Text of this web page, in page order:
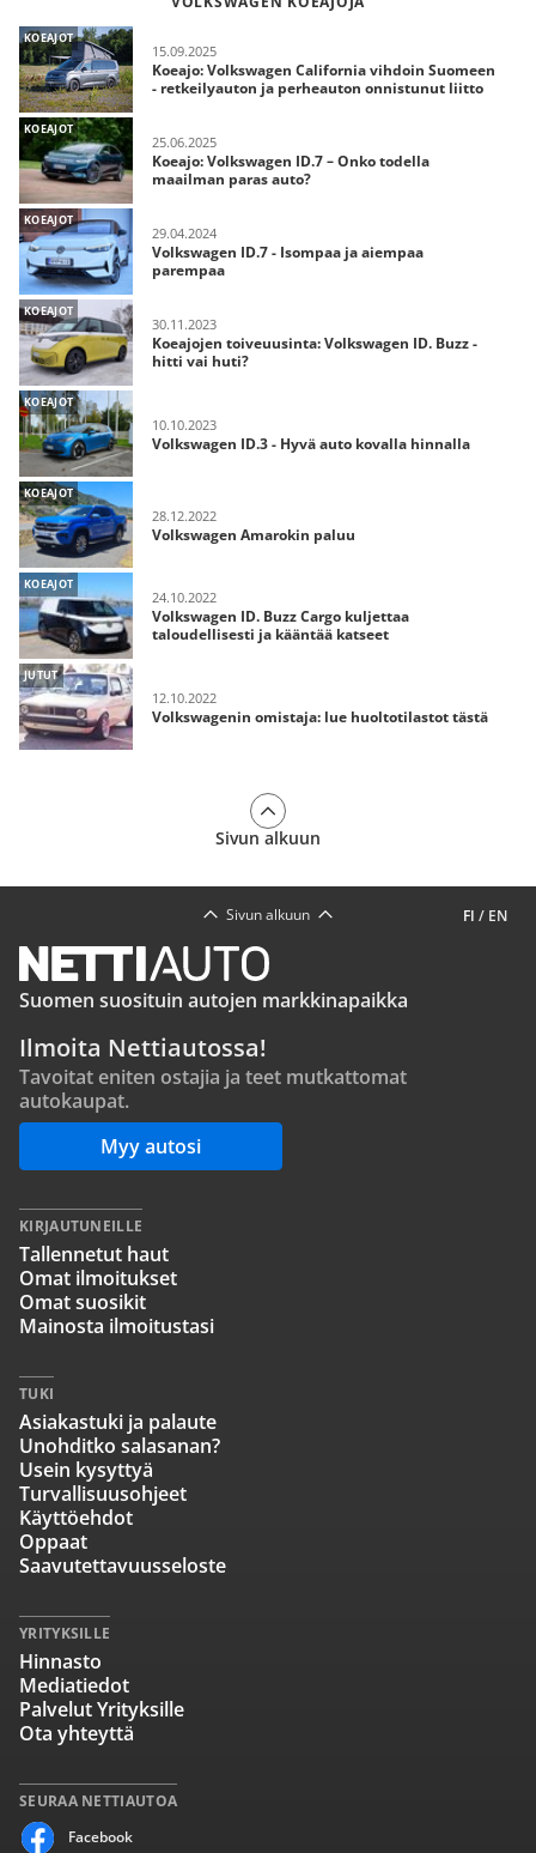
KOEAJOT
15.09.2025
Koeajo: Volkswagen California vihdoin Suomeen
- retkeilyauton ja perheauton onnistunut liitto
KOEAJOT
25.06.2025
Koeajo: Volkswagen ID.7 – Onko todella
maailman paras auto?
KOEAJOT
29.04.2024
Volkswagen ID.7 - Isompaa ja aiempaa
parempaa
KOEAJOT
30.11.2023
Koeajojen toiveuusinta: Volkswagen ID. Buzz -
hitti vai huti?
KOEAJOT
10.10.2023
Volkswagen ID.3 - Hyvä auto kovalla hinnalla
KOEAJOT
28.12.2022
Volkswagen Amarokin paluu
KOEAJOT
24.10.2022
Volkswagen ID. Buzz Cargo kuljettaa
taloudellisesti ja kääntää katseet
JUTUT
12.10.2022
Volkswagenin omistaja: lue huoltotilastot tästä
Sivun alkuun
FI / EN
Sivun alkuun
Suomen suosituin autojen markkinapaikka
Ilmoita Nettiautossa!
Tavoitat eniten ostajia ja teet mutkattomat
autokaupat.
Myy autosi
SEURAA NETTIAUTOA
Facebook
KIRJAUTUNEILLE
Tallennetut haut
Omat ilmoitukset
Omat suosikit
Mainosta ilmoitustasi
TUKI
Asiakastuki ja palaute
Unohditko salasanan?
Usein kysyttyä
Turvallisuusohjeet
Käyttöehdot
Oppaat
Saavutettavuusseloste
YRITYKSILLE
Hinnasto
Mediatiedot
Palvelut Yrityksille
Ota yhteyttä